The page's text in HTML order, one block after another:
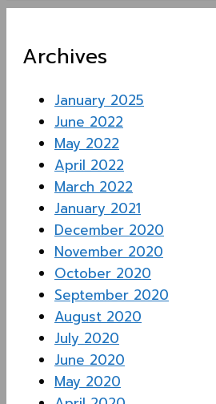
Archives
January 2025
June 2022
May 2022
April 2022
March 2022
January 2021
December 2020
November 2020
October 2020
September 2020
August 2020
July 2020
June 2020
May 2020